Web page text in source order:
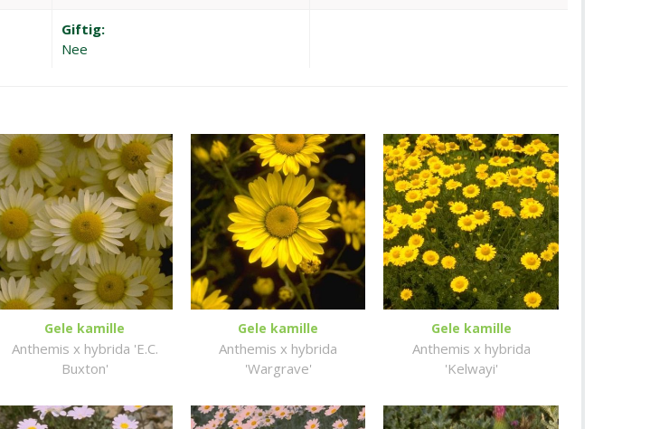
Giftig:
Nee
Gele kamille
Anthemis x hybrida 'E.C.
Buxton'
Gele kamille
Anthemis x hybrida
'Wargrave'
Gele kamille
Anthemis x hybrida
'Kelwayi'